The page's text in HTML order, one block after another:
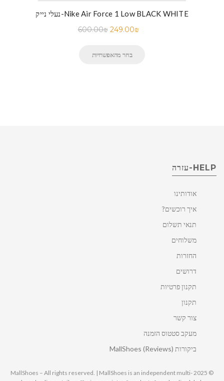
נעלי נייק-Nike Air Force 1 Low BLACK WHITE
600.00₪ 249.00₪
בחר מהאפשרויות
HELP-עזרה
אודותינו
איך רוכשים?
תנאי תשלום
משלוחים
החזרות
דרושים
תקנון פרטיות
תקנון
צור קשר
מעקב סטטוס הזמנה
ביקורות MallShoes (Reviews)
© 2025 MallShoes – All rights reserved. | MallShoes is an independent multi-